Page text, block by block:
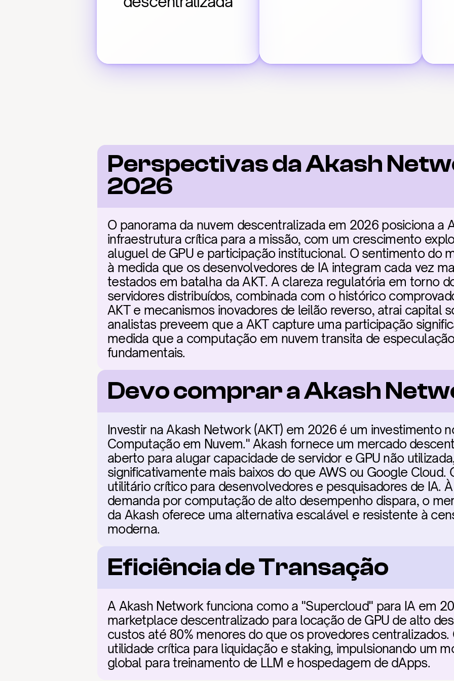
Perspectivas da Akash
2026
O panorama da nuvem descentralizada em 2026 posiciona a
infraestrutura crítica para a missão, com um crescimento
aluguel de GPU e participação institucional. O sentimento do
à medida que os desenvolvedores de IA integram cada vez
testados em batalha da AKT. A clareza regulatória em torno
servidores distribuídos, combinada com o histórico
AKT e mecanismos inovadores de leilão reverso, atrai capital
analistas preveem que a AKT capture uma participação
medida que a computação em nuvem transita de
fundamentais.
Devo comprar a Akash
Investir na Akash Network (AKT) em 2026 é um investimento
Computação em Nuvem." Akash fornece um mercado
aberto para alugar capacidade de servidor e GPU não
significativamente mais baixos do que AWS ou Google Cloud.
utilitário crítico para desenvolvedores e pesquisadores de IA.
demanda por computação de alto desempenho dispara, o
da Akash oferece uma alternativa escalável e resistente à
moderna.
Eficiência de Transação
A Akash Network funciona como a "Supercloud" para IA em
marketplace descentralizado para locação de GPU de alto
custos até 80% menores do que os provedores centralizados.
utilidade crítica para liquidação e staking, impulsionando um
global para treinamento de LLM e hospedagem de dApps.